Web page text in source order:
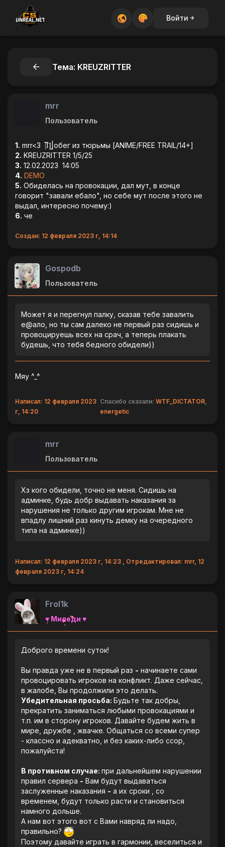
Войти
Тема: KREUZRITTER
mrr
Пользователь
1. mrr<3 |̿П͇|обег из тюрьмы [ANIME/FREE TRAIL/14+]
2. KREUZRITTER 1/5/25
3. 12.02.2023 14:05
4. DEMO
5. Обиделась на провокации, дал мут, в конце
говорит "завали ебало", но себе мут после этого не
выдал, интересно почему:)
6. че
Создан: 12 февраля 2023 г, 14:14
Gospodb
Пользователь
Может я и перегнул палку, сказав тебе завалить
е@ало, но ты сам далеко не первый раз сидишь и
провоцируешь всех на срач, а теперь плакать
будешь, что тебя бедного обидели))
Мяу ^_^
Написал: 12 февраля 2023
г, 14:20
Спасибо сказали: WTF_DICTATOR,
energetic
mrr
Пользователь
Хз кого обидели, точно не меня. Сидишь на
админке, будь добр выдавать наказания за
нарушения не только другим игрокам. Мне не
впадлу лишний раз кинуть демку на очередного
типа на админке))
Написал: 12 февраля 2023 г, 14:23 , Отредактировал: mrr, 12
февраля 2023 г, 14:24
Frol1k
♥ Миледи ♥
Доброго времени суток!
Вы правда уже не в первый раз - начинаете сами
провоцировать игроков на конфликт. Даже сейчас,
в жалобе, Вы продолжили это делать.
Убедительная просьба: Будьте так добры,
прекратить заниматься любыми провокациями и
т.п. им в сторону игроков. Давайте будем жить в
мире, дружбе , жвачке. Общаться со всеми супер
- классно и адекватно, и без каких-либо ссор,
пожалуйста!
В противном случае: при дальнейшем нарушении
правил сервера - Вам будут выдаваться
заслуженные наказания - а их сроки , со
временем, будут только расти и становиться
намного дольше.
А нам вот этого вот с Вами навряд ли надо,
правильно?
Поэтому давайте играть в гармонии, веселиться и